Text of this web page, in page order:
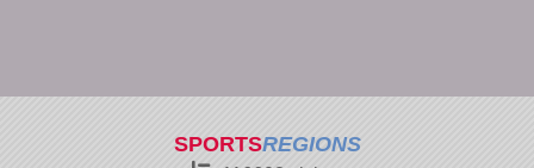
SPORTSREGIONS